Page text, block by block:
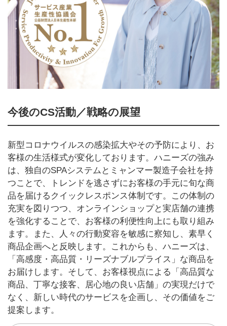
今後のCS活動／戦略の展望
新型コロナウイルスの感染拡大やその予防により、お
客様の生活様式が変化しております。ハニーズの強み
は、独自のSPAシステムとミャンマー製造子会社を持
つことで、トレンドを逃さずにお客様の手元に旬な商
品を届けるクイックレスポンス体制です。この体制の
充実を図りつつ、オンラインショップと実店舗の連携
を強化することで、お客様の利便性向上にも取り組み
ます。また、人々の行動変容を敏感に察知し、素早く
商品企画へと反映します。これからも、ハニーズは、
「高感度・高品質・リーズナブルプライス」な商品を
お届けします。そして、お客様視点による「高品質な
商品、丁寧な接客、居心地の良い店舗」の実現だけで
なく、新しい時代のサービスを企画し、その価値をご
提案します。